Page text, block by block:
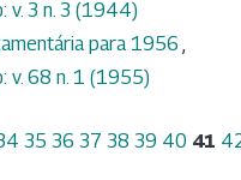
v. 3 n. 3 (1944)
para 1956
v. 68 n. 1 (1955)
35 36 37 38 39 40 41